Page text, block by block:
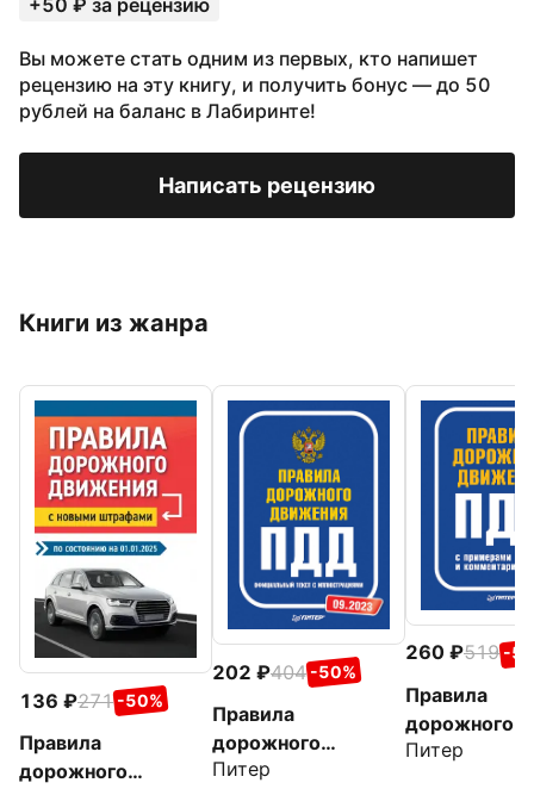
+50 ₽ за рецензию
Вы можете стать одним из первых, кто напишет
рецензию на эту книгу, и получить бонус — до 50
рублей на баланс в Лабиринте!
Написать рецензию
Книги из жанра
136 271 -50%
Правила
дорожного
202 404 -50%
Правила
дорожного
движения.
Питер
260 519 -
Правила
дорожного
движения
Питер